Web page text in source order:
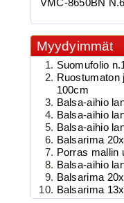
BKK
VMC-8650BN
Myydyimmät
Suomufolio
100cm
Balsa-aihio
Balsa-aihio
Balsa-aihio
Balsarima
Porras mallin
Balsa-aihio
Balsarima
Balsarima